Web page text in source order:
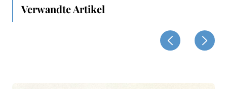
Verwandte Artikel